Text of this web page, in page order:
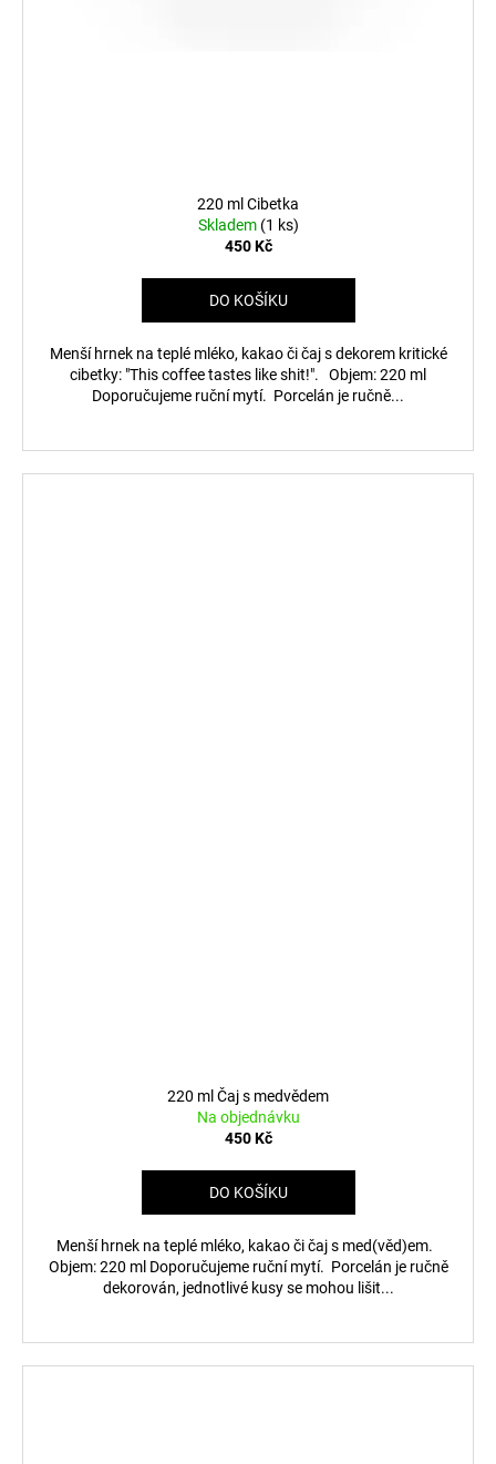
220 ml Cibetka
Skladem (1 ks)
450 Kč
DO KOŠÍKU
Menší hrnek na teplé mléko, kakao či čaj s dekorem kritické
cibetky: "This coffee tastes like shit!". Objem: 220 ml
Doporučujeme ruční mytí. Porcelán je ručně...
220 ml Čaj s medvědem
Na objednávku
450 Kč
DO KOŠÍKU
Menší hrnek na teplé mléko, kakao či čaj s med(věd)em.
Objem: 220 ml Doporučujeme ruční mytí. Porcelán je ručně
dekorován, jednotlivé kusy se mohou lišit...